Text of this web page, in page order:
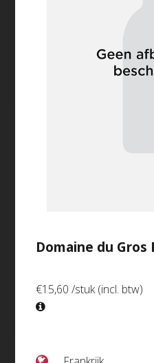
details
Domaine du Gros
€15,60 /stuk (incl. btw)